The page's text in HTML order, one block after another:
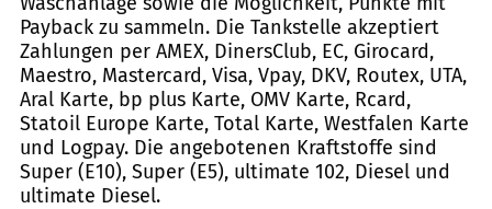
Payback zu sammeln. Die Tankstelle akzeptiert
Zahlungen per AMEX, DinersClub, EC, Girocard,
Maestro, Mastercard, Visa, Vpay, DKV, Routex, UTA,
Aral Karte, bp plus Karte, OMV Karte, Rcard,
Statoil Europe Karte, Total Karte, Westfalen Karte
und Logpay. Die angebotenen Kraftstoffe sind
Super (E10), Super (E5), ultimate 102, Diesel und
ultimate Diesel.